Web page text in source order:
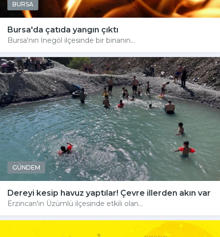
BURSA
Bursa'da çatıda yangın çıktı
Bursa'nın İnegöl ilçesinde bir binanın...
GÜNDEM
Dereyi kesip havuz yaptılar! Çevre illerden akın var
Erzincan'ın Üzümlü ilçesinde etkili olan...